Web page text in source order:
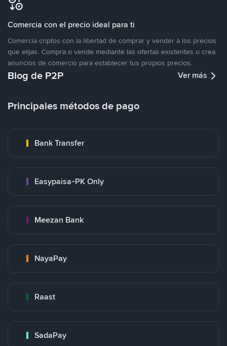
Comercia con el precio ideal para ti
Comercia criptos con la libertad de comprar y vender a los precios
que elijas. Compra o vende mediante las ofertas existentes o crea
anuncios de comercio para establecer tus propios precios.
Blog de P2P Ver más
Principales métodos de pago
Bank Transfer
Easypaisa-PK Only
Meezan Bank
NayaPay
Raast
SadaPay